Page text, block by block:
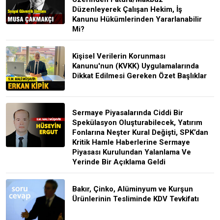
Düzenleyerek Çalışan Hekim, İş
Kanunu Hükümlerinden Yararlanabilir
Mi?
Kişisel Verilerin Korunması
Kanunu'nun (KVKK) Uygulamalarında
Dikkat Edilmesi Gereken Özet Başlıklar
Sermaye Piyasalarında Ciddi Bir
Spekülasyon Oluşturabilecek, Yatırım
Fonlarına Neşter Kural Değişti, SPK’dan
Kritik Hamle Haberlerine Sermaye
Piyasası Kurulundan Yalanlama Ve
Yerinde Bir Açıklama Geldi
Bakır, Çinko, Alüminyum ve Kurşun
Ürünlerinin Tesliminde KDV Tevkifatı